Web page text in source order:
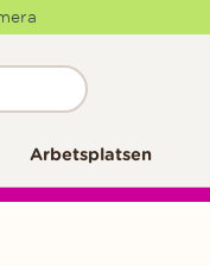
Arbetsplatsen